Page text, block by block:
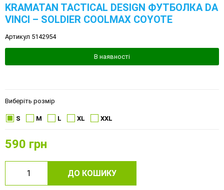
KRAMATAN TACTICAL DESIGN ФУТБОЛКА DA
VINCI – SOLDIER COOLMAX COYOTE
Артикул 5142954
В наявності
Виберіть розмір
S M L XL XXL
590 грн
ДО КОШИКУ